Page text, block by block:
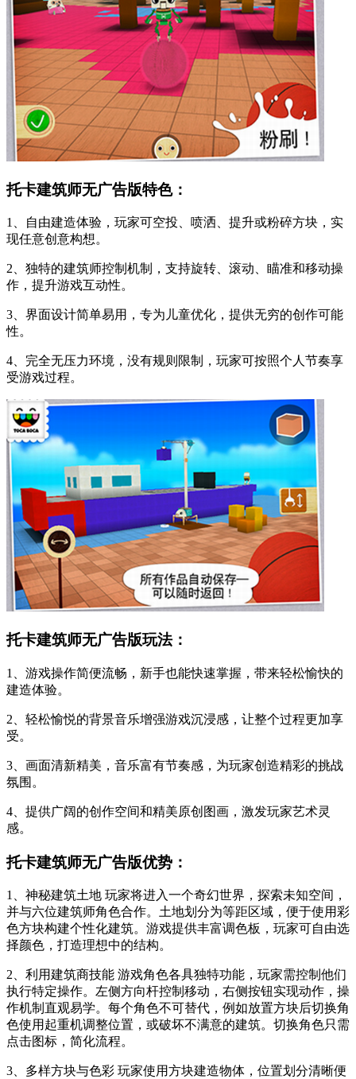
托卡建筑师无广告版特色：
1、自由建造体验，玩家可空投、喷洒、提升或粉碎方块，实
现任意创意构想。
2、独特的建筑师控制机制，支持旋转、滚动、瞄准和移动操
作，提升游戏互动性。
3、界面设计简单易用，专为儿童优化，提供无穷的创作可能
性。
4、完全无压力环境，没有规则限制，玩家可按照个人节奏享
受游戏过程。
托卡建筑师无广告版玩法：
1、游戏操作简便流畅，新手也能快速掌握，带来轻松愉快的
建造体验。
2、轻松愉悦的背景音乐增强游戏沉浸感，让整个过程更加享
受。
3、画面清新精美，音乐富有节奏感，为玩家创造精彩的挑战
氛围。
4、提供广阔的创作空间和精美原创图画，激发玩家艺术灵
感。
托卡建筑师无广告版优势：
1、神秘建筑土地 玩家将进入一个奇幻世界，探索未知空间，
并与六位建筑师角色合作。土地划分为等距区域，便于使用彩
色方块构建个性化建筑。游戏提供丰富调色板，玩家可自由选
择颜色，打造理想中的结构。
2、利用建筑商技能 游戏角色各具独特功能，玩家需控制他们
执行特定操作。左侧方向杆控制移动，右侧按钮实现动作，操
作机制直观易学。每个角色不可替代，例如放置方块后切换角
色使用起重机调整位置，或破坏不满意的建筑。切换角色只需
点击图标，简化流程。
3、多样方块与色彩 玩家使用方块建造物体，位置划分清晰便